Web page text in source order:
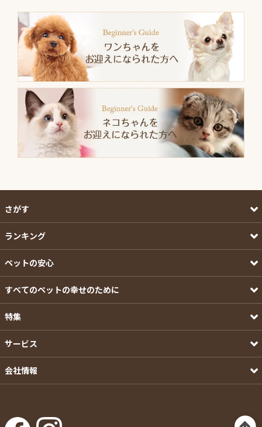
さがす
ランキング
ペットの安心
すべてのペットの幸せのために
特集
サービス
会社情報